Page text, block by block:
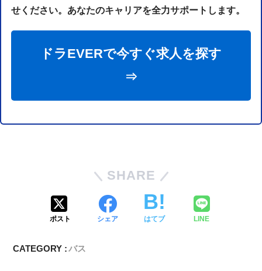
せください。あなたのキャリアを全力サポートします。
ドラEVERで今すぐ求人を探す
⇒
SHARE
ポスト シェア はてブ LINE
CATEGORY :バス